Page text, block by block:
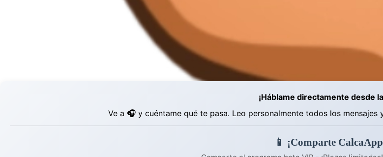
¡Háblame directamente desde
Ve a 🎧 y cuéntame qué te pasa. Leo personalmente todos los
📱 ¡Comparte